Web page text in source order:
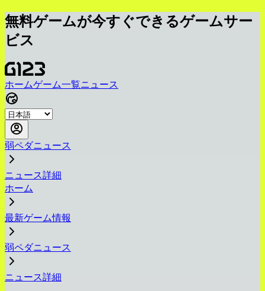
無料ゲームが今すぐできるゲームサー
ビス
ホームゲーム一覧ニュース
弱ペダニュース
ニュース詳細
ホーム
最新ゲーム情報
弱ペダニュース
ニュース詳細